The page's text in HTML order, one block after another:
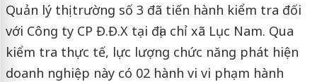
Quản lý thị trường số 3 đã tiến hành kiểm tra đối
với Công ty CP Đ.Đ.X tại địa chỉ xã Lục Nam. Qua
kiểm tra thực tế, lực lượng chức năng phát hiện
doanh nghiệp này có 02 hành vi vi phạm hành